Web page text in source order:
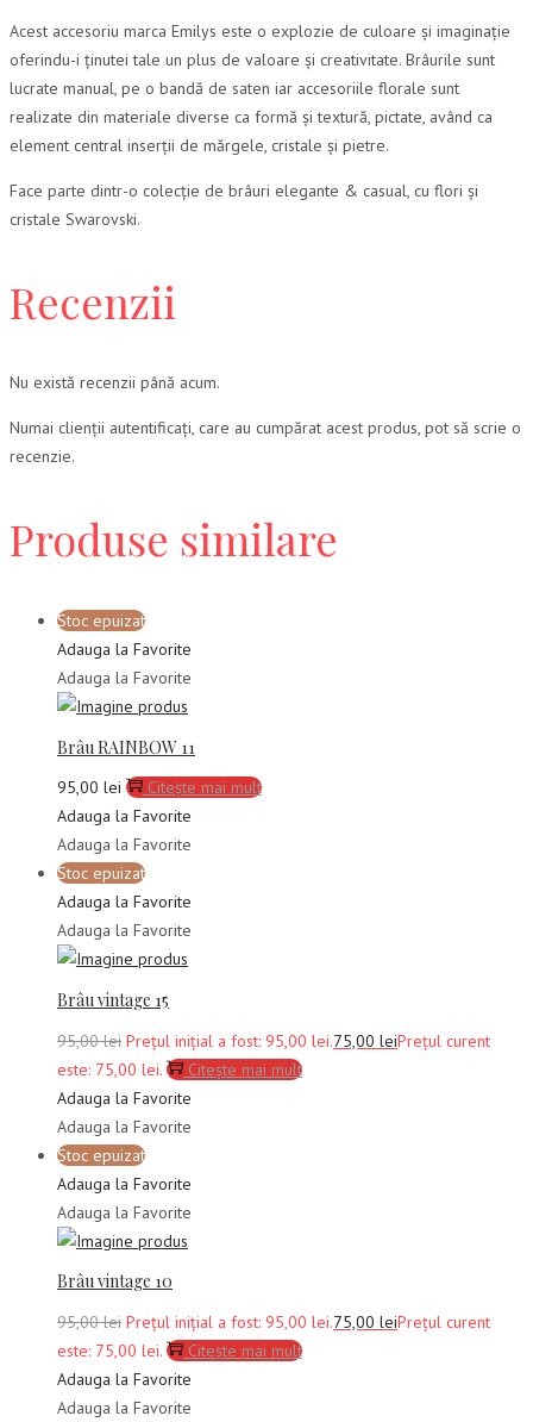
Acest accesoriu marca Emilys este o explozie de culoare și imaginație
oferindu-i ținutei tale un plus de valoare și creativitate. Brâurile sunt
lucrate manual, pe o bandă de saten iar accesoriile florale sunt
realizate din materiale diverse ca formă și textură, pictate, având ca
element central inserții de mărgele, cristale și pietre.
Face parte dintr-o colecție de brâuri elegante & casual, cu flori și
cristale Swarovski.
Recenzii
Nu există recenzii până acum.
Numai clienții autentificați, care au cumpărat acest produs, pot să scrie o
recenzie.
Produse similare
Stoc epuizat
Adauga la Favorite
Adauga la Favorite
Brâu RAINBOW 11
95,00 lei
Citește mai mult
Adauga la Favorite
Adauga la Favorite
Stoc epuizat
Adauga la Favorite
Adauga la Favorite
Brâu vintage 15
95,00lei Prețul inițial a fost: 95,00 lei.75,00 leiPrețul curent
este: 75,00 lei.
Citește mai mult
Adauga la Favorite
Adauga la Favorite
Stoc epuizat
Adauga la Favorite
Adauga la Favorite
Brâu vintage 10
95,00lei Prețul inițial a fost: 95,00 lei.75,00 leiPrețul curent
este: 75,00 lei.
Citește mai mult
Adauga la Favorite
Adauga la Favorite